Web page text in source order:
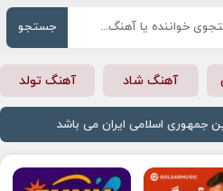
جستجو
آهنگ شاد آهنگ تولد
جمهوری اسلامی ایران می باشد